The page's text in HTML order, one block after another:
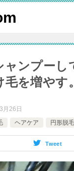
ャンプーし
を増やす。
月26日
ヘアケア 円形脱
Tweet